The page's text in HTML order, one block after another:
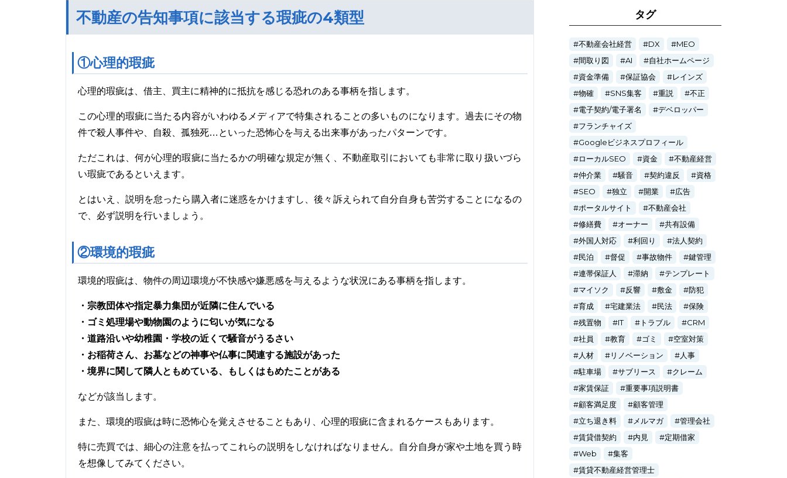
不動産の告知事項に該当する瑕疵の4類型
①心理的瑕疵
心理的瑕疵は、借主、買主に精神的に抵抗を感じる恐れのある事柄を指します。
この心理的瑕疵に当たる内容がいわゆるメディアで特集されることの多いものになります。過去にその物
件で殺人事件や、自殺、孤独死…といった恐怖心を与える出来事があったパターンです。
ただこれは、何が心理的瑕疵に当たるかの明確な規定が無く、不動産取引においても非常に取り扱いづら
い瑕疵であるといえます。
とはいえ、説明を怠ったら購入者に迷惑をかけますし、後々訴えられて自分自身も苦労することになるの
で、必ず説明を行いましょう。
②環境的瑕疵
環境的瑕疵は、物件の周辺環境が不快感や嫌悪感を与えるような状況にある事柄を指します。
・宗教団体や指定暴力集団が近隣に住んでいる
・ゴミ処理場や動物園のように匂いが気になる
・道路沿いや幼稚園・学校の近くで騒音がうるさい
・お稲荷さん、お墓などの神事や仏事に関連する施設があった
・境界に関して隣人ともめている、もしくはもめたことがある
などが該当します。
また、環境的瑕疵は時に恐怖心を覚えさせることもあり、心理的瑕疵に含まれるケースもあります。
特に売買では、細心の注意を払ってこれらの説明をしなければなりません。自分自身が家や土地を買う時
を想像してみてください。
タグ
不動産会社経営 DX
MEO
間取り図
AI
自社ホームページ
資金準備
保証協会
レインズ
物確
SNS集客 重説
不正
電子契約/電子署名
デベロッパー
フランチャイズ
Googleビジネスプロフィール
ローカルSEO
資金
不動産経営
仲介業
騒音 契約違反
資格
SEO
独立 開業
広告
ポータルサイト
不動産会社
修繕費
オーナー
共有設備
外国人対応
利回り
法人契約
民泊
督促 事故物件
鍵管理
連帯保証人
滞納
テンプレート
マイソク
反響 敷金
防犯
育成
宅建業法 民法
保険
残置物
IT トラブル
CRM
社員
教育 ゴミ
空室対策
人材
リノベーション
人事
駐車場
サブリース
クレーム
家賃保証
重要事項説明書
顧客満足度
顧客管理
立ち退き料
メルマガ
管理会社
賃貸借契約
内見
定期借家
Web
集客
賃貸不動産経営管理士